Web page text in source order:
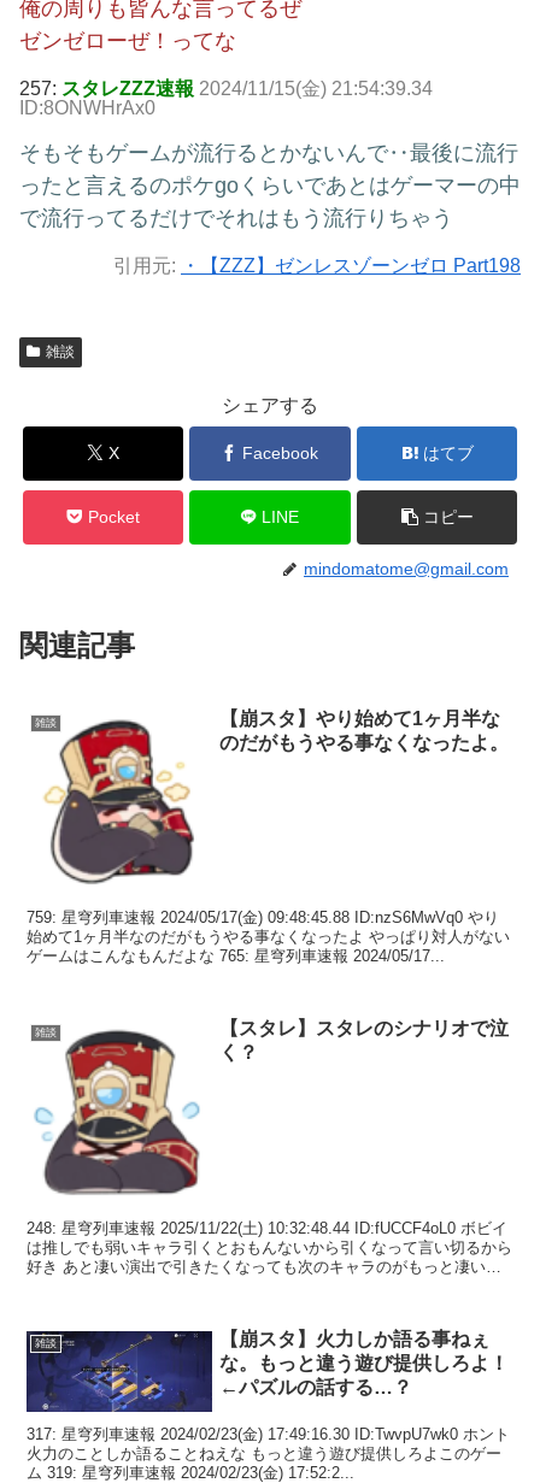
俺の周りも皆んな言ってるぜ
ゼンゼローぜ！ってな
257: スタレZZZ速報 2024/11/15(金) 21:54:39.34
ID:8ONWHrAx0
そもそもゲームが流行るとかないんで‥最後に流行
ったと言えるのポケgoくらいであとはゲーマーの中
で流行ってるだけでそれはもう流行りちゃう
引用元: ・【ZZZ】ゼンレスゾーンゼロ Part198
雑談
シェアする
X Facebook はてブ
Pocket LINE コピー
mindomatome@gmail.com
関連記事
雑談
【崩スタ】やり始めて1ヶ月半な
のだがもうやる事なくなったよ。
759: 星穹列車速報 2024/05/17(金) 09:48:45.88 ID:nzS6MwVq0 やり
始めて1ヶ月半なのだがもうやる事なくなったよ やっぱり対人がない
ゲームはこんなもんだよな 765: 星穹列車速報 2024/05/17...
雑談
【スタレ】スタレのシナリオで泣
く？
248: 星穹列車速報 2025/11/22(土) 10:32:48.44 ID:fUCCF4oL0 ボビイ
は推しでも弱いキャラ引くとおもんないから引くなって言い切るから
好き あと凄い演出で引きたくなっても次のキャラのがもっと凄いか
雑談
【崩スタ】火力しか語る事ねぇ
な。もっと違う遊び提供しろよ！
←パズルの話する…？
317: 星穹列車速報 2024/02/23(金) 17:49:16.30 ID:TwvpU7wk0 ホント
火力のことしか語ることねえな もっと違う遊び提供しろよこのゲー
ム 319: 星穹列車速報 2024/02/23(金) 17:52:2...